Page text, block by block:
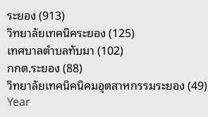
ระยอง (913)
วิทยาลัยเทคนิคระยอง (125)
เทศบาลตำบลทับมา (102)
กกต.ระยอง (88)
วิทยาลัยเทคนิคนิคมอุตสาหกรรมระยอง (49)
Year